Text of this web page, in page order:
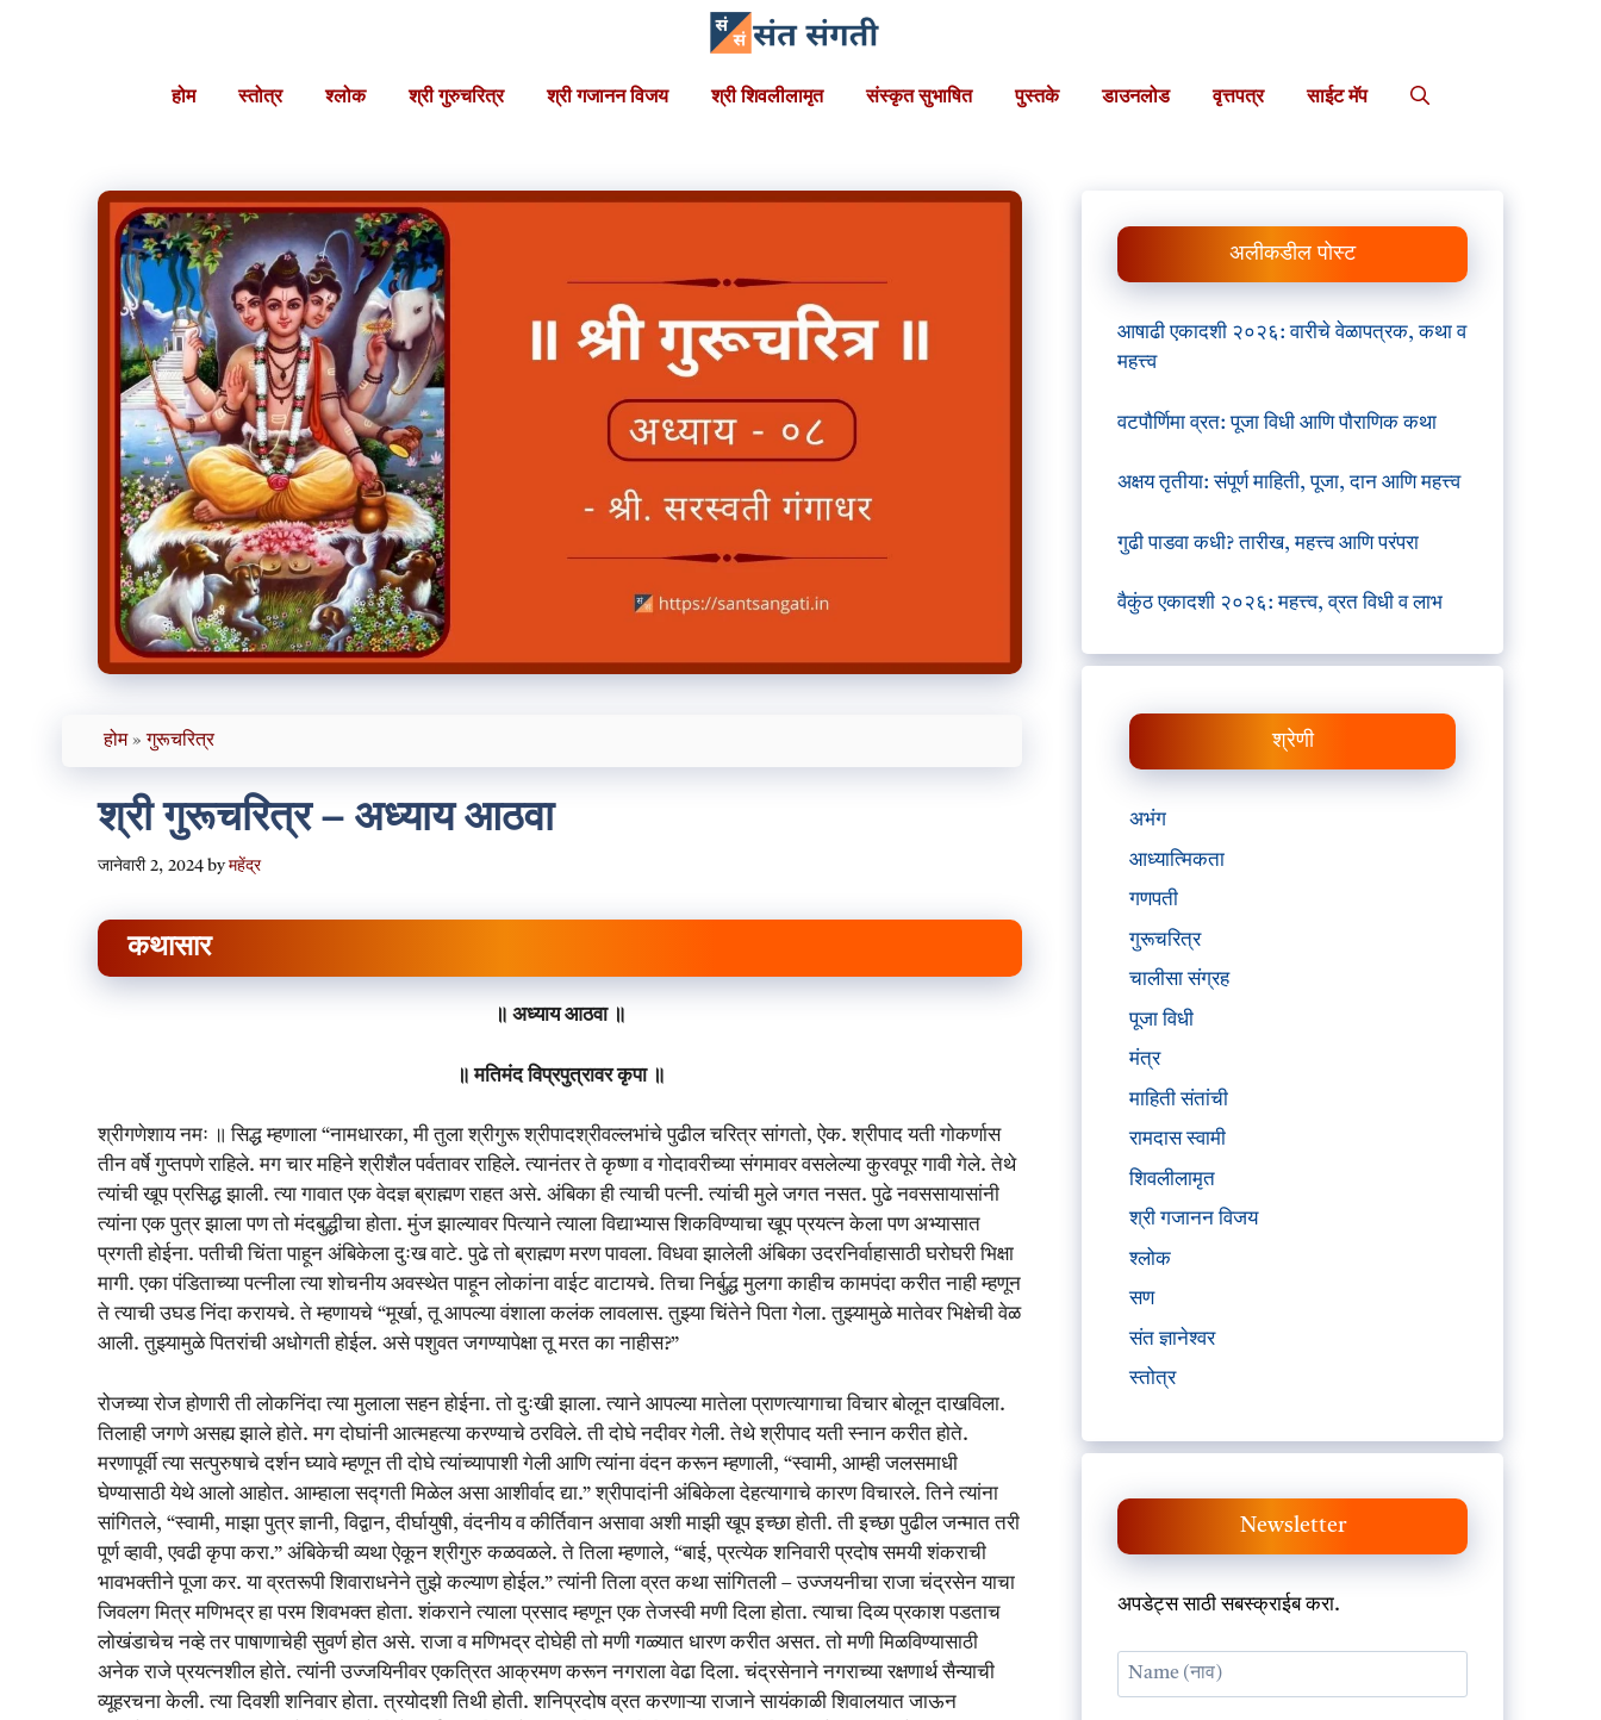
होम स्तोत्र श्लोक श्री गुरुचरित्र श्री गजानन विजय श्री शिवलीलामृत संस्कृत सुभाषित पुस्तके डाउनलोड वृत्तपत्र साईट मॅप
होम»गुरूचरित्र
श्री गुरूचरित्र – अध्याय आठवा
जानेवारी 2, 2024 byमहेंद्र
कथासार
॥ अध्याय आठवा ॥
॥ मतिमंद विप्रपुत्रावर कृपा ॥
श्रीगणेशाय नमः ॥ सिद्ध म्हणाला “नामधारका, मी तुला श्रीगुरू श्रीपादश्रीवल्लभांचे पुढील चरित्र सांगतो, ऐक. श्रीपाद यती गोकर्णास
तीन वर्षे गुप्तपणे राहिले. मग चार महिने श्रीशैल पर्वतावर राहिले. त्यानंतर ते कृष्णा व गोदावरीच्या संगमावर वसलेल्या कुरवपूर गावी गेले. तेथे
त्यांची खूप प्रसिद्ध झाली. त्या गावात एक वेदज्ञ ब्राह्मण राहत असे. अंबिका ही त्याची पत्नी. त्यांची मुले जगत नसत. पुढे नवससायासांनी
त्यांना एक पुत्र झाला पण तो मंदबुद्धीचा होता. मुंज झाल्यावर पित्याने त्याला विद्याभ्यास शिकविण्याचा खूप प्रयत्न केला पण अभ्यासात
प्रगती होईना. पतीची चिंता पाहून अंबिकेला दुःख वाटे. पुढे तो ब्राह्मण मरण पावला. विधवा झालेली अंबिका उदरनिर्वाहासाठी घरोघरी भिक्षा
मागी. एका पंडिताच्या पत्नीला त्या शोचनीय अवस्थेत पाहून लोकांना वाईट वाटायचे. तिचा निर्बुद्ध मुलगा काहीच कामपंदा करीत नाही म्हणून
ते त्याची उघड निंदा करायचे. ते म्हणायचे “मूर्खा, तू आपल्या वंशाला कलंक लावलास. तुझ्या चिंतेने पिता गेला. तुझ्यामुळे मातेवर भिक्षेची वेळ
आली. तुझ्यामुळे पितरांची अधोगती होईल. असे पशुवत जगण्यापेक्षा तू मरत का नाहीस?”
रोजच्या रोज होणारी ती लोकनिंदा त्या मुलाला सहन होईना. तो दुःखी झाला. त्याने आपल्या मातेला प्राणत्यागाचा विचार बोलून दाखविला.
तिलाही जगणे असह्य झाले होते. मग दोघांनी आत्महत्या करण्याचे ठरविले. ती दोघे नदीवर गेली. तेथे श्रीपाद यती स्नान करीत होते.
मरणापूर्वी त्या सत्पुरुषाचे दर्शन घ्यावे म्हणून ती दोघे त्यांच्यापाशी गेली आणि त्यांना वंदन करून म्हणाली, “स्वामी, आम्ही जलसमाधी
घेण्यासाठी येथे आलो आहोत. आम्हाला सद्गती मिळेल असा आशीर्वाद द्या.” श्रीपादांनी अंबिकेला देहत्यागाचे कारण विचारले. तिने त्यांना
सांगितले, “स्वामी, माझा पुत्र ज्ञानी, विद्वान, दीर्घायुषी, वंदनीय व कीर्तिवान असावा अशी माझी खूप इच्छा होती. ती इच्छा पुढील जन्मात तरी
पूर्ण व्हावी, एवढी कृपा करा.” अंबिकेची व्यथा ऐकून श्रीगुरु कळवळले. ते तिला म्हणाले, “बाई, प्रत्येक शनिवारी प्रदोष समयी शंकराची
भावभक्तीने पूजा कर. या व्रतरूपी शिवाराधनेने तुझे कल्याण होईल.” त्यांनी तिला व्रत कथा सांगितली – उज्जयनीचा राजा चंद्रसेन याचा
जिवलग मित्र मणिभद्र हा परम शिवभक्त होता. शंकराने त्याला प्रसाद म्हणून एक तेजस्वी मणी दिला होता. त्याचा दिव्य प्रकाश पडताच
लोखंडाचेच नव्हे तर पाषाणाचेही सुवर्ण होत असे. राजा व मणिभद्र दोघेही तो मणी गळ्यात धारण करीत असत. तो मणी मिळविण्यासाठी
अनेक राजे प्रयत्नशील होते. त्यांनी उज्जयिनीवर एकत्रित आक्रमण करून नगराला वेढा दिला. चंद्रसेनाने नगराच्या रक्षणार्थ सैन्याची
व्यूहरचना केली. त्या दिवशी शनिवार होता. त्रयोदशी तिथी होती. शनिप्रदोष व्रत करणाऱ्या राजाने सायंकाळी शिवालयात जाऊन
अलीकडील पोस्ट
आषाढी एकादशी २०२६: वारीचे वेळापत्रक, कथा व
महत्त्व
वटपौर्णिमा व्रत: पूजा विधी आणि पौराणिक कथा
अक्षय तृतीया: संपूर्ण माहिती, पूजा, दान आणि महत्त्व
गुढी पाडवा कधी? तारीख, महत्त्व आणि परंपरा
वैकुंठ एकादशी २०२६: महत्त्व, व्रत विधी व लाभ
श्रेणी
अभंग
आध्यात्मिकता
गणपती
गुरूचरित्र
चालीसा संग्रह
पूजा विधी
मंत्र
माहिती संतांची
रामदास स्वामी
शिवलीलामृत
श्री गजानन विजय
श्लोक
सण
संत ज्ञानेश्वर
स्तोत्र
Newsletter
अपडेट्स साठी सबस्क्राईब करा.